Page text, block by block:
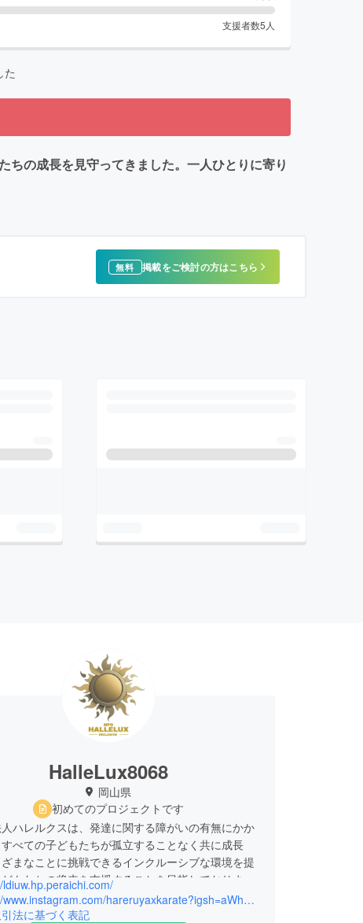
支援者数5 人
た
の成長を見守ってきました。一人ひとりに寄り
無料 掲載をご検討の方はこちら
HalleLux8068
岡山県
初めてのプロジェクトです
人ハレルクスは、発達に関する障がいの有無にかか
べての子どもたちが孤立することなく共に成長
ざまなことに挑戦できるインクルーシブな環境を提
もたちの将来を支援することを目指しておりま
指導を賜りますようお願い申し上げます。
ldiuw.hp.peraichi.com/
https://www.instagram.com/hareruyaxkarate?igsh=aWhsenJwdDNnZXN0
法に基づく表記